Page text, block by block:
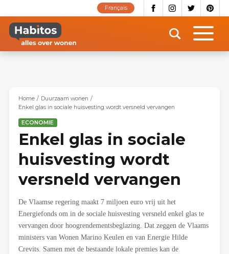
naar
inhoud
gaan
Français
Home
Duurzaam wonen
Enkel glas in sociale huisvesting wordt versneld vervangen
ECONOMIE
Enkel glas in sociale
huisvesting wordt
versneld vervangen
De Vlaamse regering maakt 7 miljoen euro vrij uit het
Energiefonds om in de sociale huisvesting versneld enkel glas te
vervangen door hoogrendementsbeglazing. Dat zeggen de Vlaams
ministers van Wonen Marino Keulen en van Energie Hilde
Crevits. Samen met de bestaande lokale premies kan de